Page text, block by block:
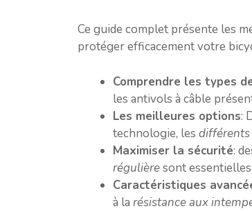
Ce guide complet présente les
protéger efficacement votre
Comprendre les types
les antivols à câble
Les meilleures options:
technologie, les différents
Maximiser la sécurité:
régulièresont essentielles.
Caractéristiques
à la résistance aux